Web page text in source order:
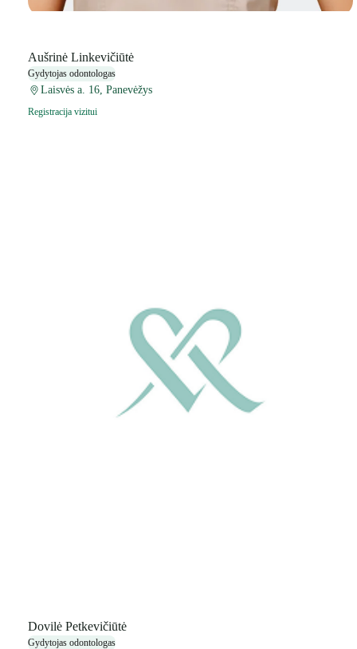
Aušrinė Linkevičiūtė
Gydytojas odontologas
Laisvės a. 16, Panevėžys
Registracija vizitui
Dovilė Petkevičiūtė
Gydytojas odontologas